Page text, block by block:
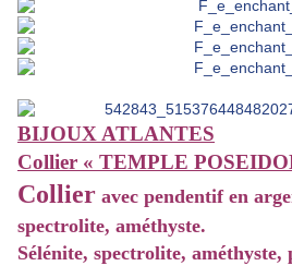
BIJOUX ATLANTES
Collier « TEMPLE
Collier avec pendentif en
spectrolite, améthyste.
Sélénite, spectrolite,